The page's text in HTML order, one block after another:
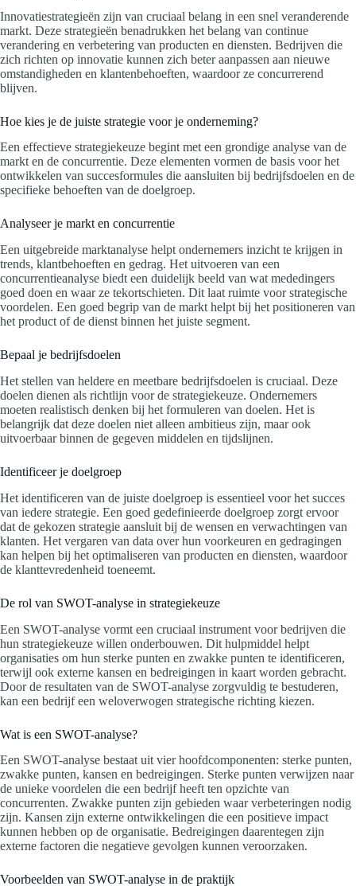
Innovatiestrategieën zijn van cruciaal belang in een snel veranderende
markt. Deze strategieën benadrukken het belang van continue
verandering en verbetering van producten en diensten. Bedrijven die
zich richten op innovatie kunnen zich beter aanpassen aan nieuwe
omstandigheden en klantenbehoeften, waardoor ze concurrerend
blijven.
Hoe kies je de juiste strategie voor je onderneming?
Een effectieve strategiekeuze begint met een grondige analyse van de
markt en de concurrentie. Deze elementen vormen de basis voor het
ontwikkelen van succesformules die aansluiten bij bedrijfsdoelen en de
specifieke behoeften van de doelgroep.
Analyseer je markt en concurrentie
Een uitgebreide marktanalyse helpt ondernemers inzicht te krijgen in
trends, klantbehoeften en gedrag. Het uitvoeren van een
concurrentieanalyse biedt een duidelijk beeld van wat mededingers
goed doen en waar ze tekortschieten. Dit laat ruimte voor strategische
voordelen. Een goed begrip van de markt helpt bij het positioneren van
het product of de dienst binnen het juiste segment.
Bepaal je bedrijfsdoelen
Het stellen van heldere en meetbare bedrijfsdoelen is cruciaal. Deze
doelen dienen als richtlijn voor de strategiekeuze. Ondernemers
moeten realistisch denken bij het formuleren van doelen. Het is
belangrijk dat deze doelen niet alleen ambitieus zijn, maar ook
uitvoerbaar binnen de gegeven middelen en tijdslijnen.
Identificeer je doelgroep
Het identificeren van de juiste doelgroep is essentieel voor het succes
van iedere strategie. Een goed gedefinieerde doelgroep zorgt ervoor
dat de gekozen strategie aansluit bij de wensen en verwachtingen van
klanten. Het vergaren van data over hun voorkeuren en gedragingen
kan helpen bij het optimaliseren van producten en diensten, waardoor
de klanttevredenheid toeneemt.
De rol van SWOT-analyse in strategiekeuze
Een SWOT-analyse vormt een cruciaal instrument voor bedrijven die
hun strategiekeuze willen onderbouwen. Dit hulpmiddel helpt
organisaties om hun sterke punten en zwakke punten te identificeren,
terwijl ook externe kansen en bedreigingen in kaart worden gebracht.
Door de resultaten van de SWOT-analyse zorgvuldig te bestuderen,
kan een bedrijf een weloverwogen strategische richting kiezen.
Wat is een SWOT-analyse?
Een SWOT-analyse bestaat uit vier hoofdcomponenten: sterke punten,
zwakke punten, kansen en bedreigingen. Sterke punten verwijzen naar
de unieke voordelen die een bedrijf heeft ten opzichte van
concurrenten. Zwakke punten zijn gebieden waar verbeteringen nodig
zijn. Kansen zijn externe ontwikkelingen die een positieve impact
kunnen hebben op de organisatie. Bedreigingen daarentegen zijn
externe factoren die negatieve gevolgen kunnen veroorzaken.
Voorbeelden van SWOT-analyse in de praktijk